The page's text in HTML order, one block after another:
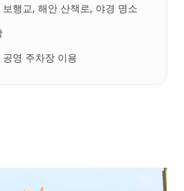
보행교, 해안 산책로, 야경 명소
영 주차장 이용